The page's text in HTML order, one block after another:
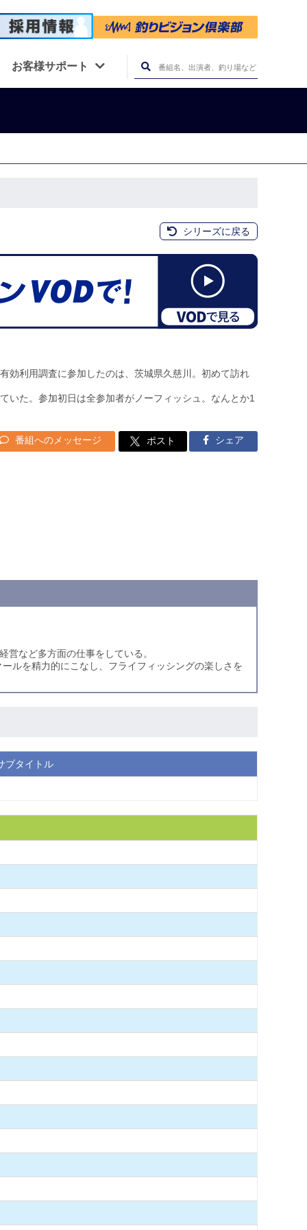
お客様サポート
シリーズに戻る
効利用調査に参加したのは、茨城県久慈川。初めて訪れ
いた。参加初日は全参加者がノーフィッシュ。なんとか1
番組へのメッセージ ポスト シェア
など多方面の仕事をしている。
ルを精力的にこなし、フライフィッシングの楽しさを
ブタイトル